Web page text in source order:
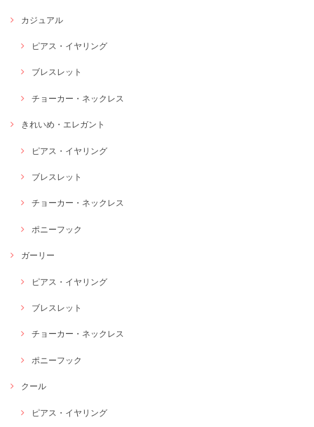
カジュアル
ピアス・イヤリング
ブレスレット
チョーカー・ネックレス
きれいめ・エレガント
ピアス・イヤリング
ブレスレット
チョーカー・ネックレス
ポニーフック
ガーリー
ピアス・イヤリング
ブレスレット
チョーカー・ネックレス
ポニーフック
クール
ピアス・イヤリング